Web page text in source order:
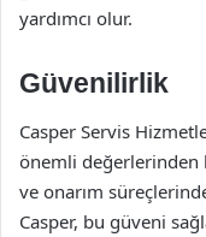
yardımcı olur.
Güvenilirlik
Casper Servis
önemli değerlerinden
ve onarım
Casper, bu güveni